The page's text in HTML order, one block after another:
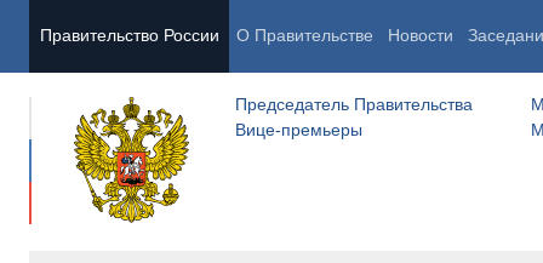
Правительство России О Правительстве Новости
Председатель Правительства
Вице-премьеры